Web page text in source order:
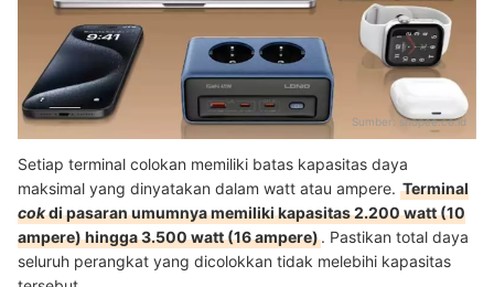
Sumber: shopee.co.id
Setiap terminal colokan memiliki batas kapasitas daya
maksimal yang dinyatakan dalam watt atau ampere. Terminal
cokdi pasaran umumnya memiliki kapasitas 2.200 watt (10
ampere) hingga 3.500 watt (16 ampere). Pastikan total daya
seluruh perangkat yang dicolokkan tidak melebihi kapasitas